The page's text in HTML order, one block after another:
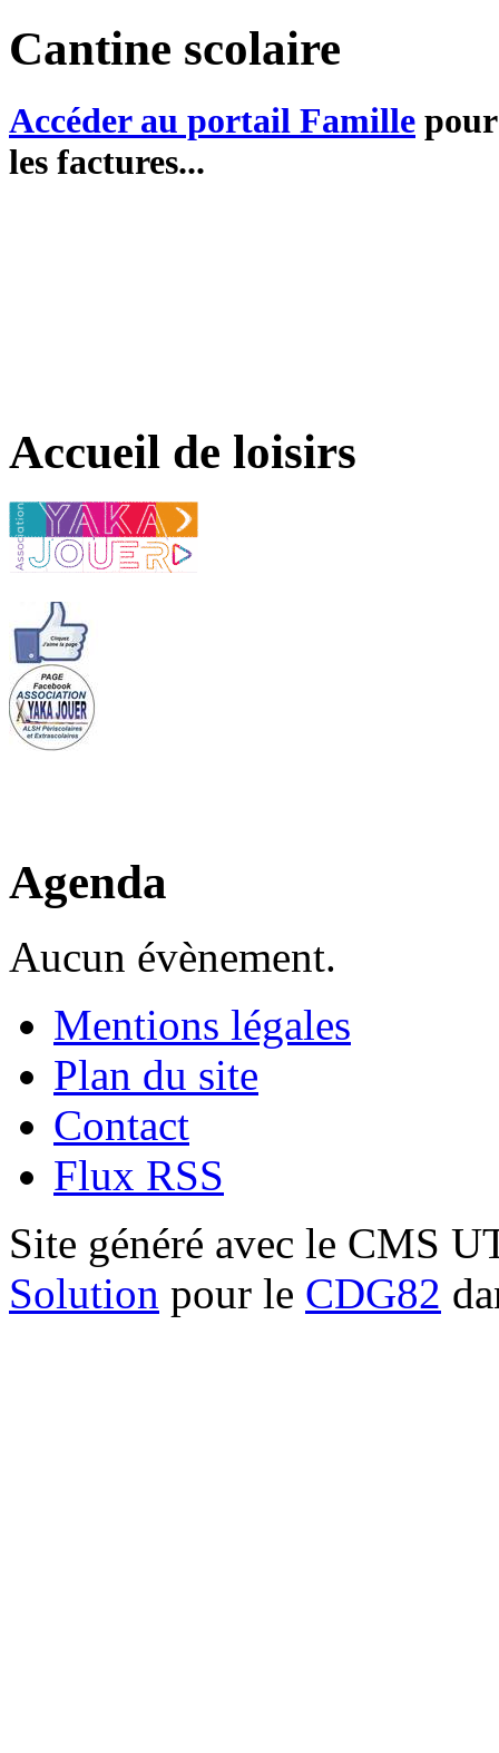
Cantine scolaire
Accéder au portail Famille
les factures...
Accueil de loisirs
Agenda
Aucun évènement.
Mentions légales
Plan du site
Contact
Flux RSS
Site généré avec le CMS
Solution pour le CDG82